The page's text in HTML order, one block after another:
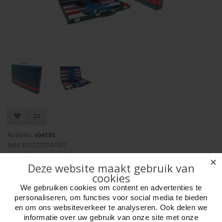
Artikelnr: 604180
EAN: 8717072041801
Verpakkingseenheid: 6
Minimum afname: 1
HOT Games
✕
Deze website maakt gebruik van
cookies
We gebruiken cookies om content en advertenties te
personaliseren, om functies voor social media te bieden
en om ons websiteverkeer te analyseren. Ook delen we
informatie over uw gebruik van onze site met onze